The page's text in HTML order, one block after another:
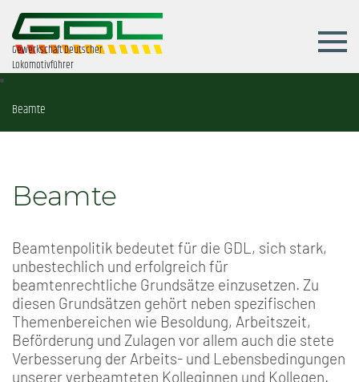
Gewerkschaft Deutscher
Lokomotivführer
Beamte
Beamte
Beamtenpolitik bedeutet für die GDL, sich stark,
unbestechlich und erfolgreich für
beamtenrechtliche Grundsätze einzusetzen. Zu
diesen Grundsätzen gehört neben spezifischen
Themenbereichen wie Besoldung, Arbeitszeit,
Beförderung und Zulagen vor allem auch die stete
Verbesserung der Arbeits- und Lebensbedingungen
unserer verbeamteten Kolleginnen und Kollegen.